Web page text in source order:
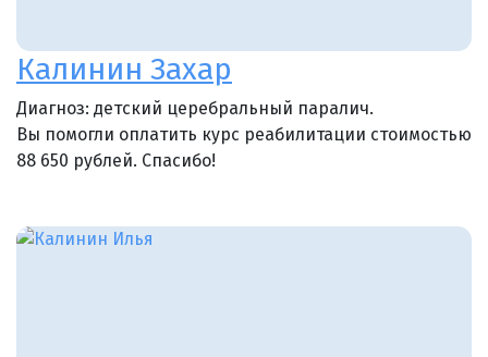
Калинин Захар
Диагноз: детский церебральный паралич.
Вы помогли оплатить курс реабилитации стоимостью
88 650 рублей. Спасибо!